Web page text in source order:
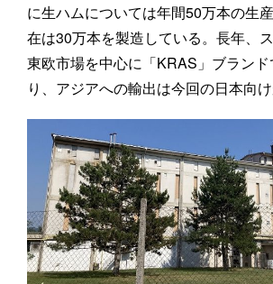
に生ハムについては年間50万本の生
在は30万本を製造している。長年、
東欧市場を中心に「KRAS」ブラン
り、アジアへの輸出は今回の日本向け